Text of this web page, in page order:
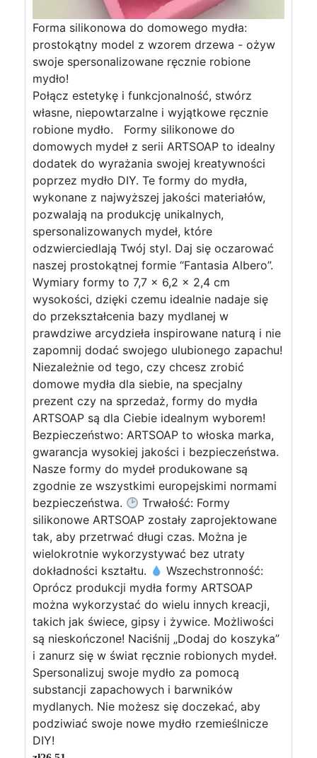
Forma silikonowa do domowego mydła:
prostokątny model z wzorem drzewa - ożyw
swoje spersonalizowane ręcznie robione
mydło!
Połącz estetykę i funkcjonalność, stwórz
własne, niepowtarzalne i wyjątkowe ręcznie
robione mydło. Formy silikonowe do
domowych mydeł z serii ARTSOAP to idealny
dodatek do wyrażania swojej kreatywności
poprzez mydło DIY. Te formy do mydła,
wykonane z najwyższej jakości materiałów,
pozwalają na produkcję unikalnych,
spersonalizowanych mydeł, które
odzwierciedlają Twój styl. Daj się oczarować
naszej prostokątnej formie “Fantasia Albero”.
Wymiary formy to 7,7 x 6,2 x 2,4 cm
wysokości, dzięki czemu idealnie nadaje się
do przekształcenia bazy mydlanej w
prawdziwe arcydzieła inspirowane naturą i nie
zapomnij dodać swojego ulubionego zapachu!
Niezależnie od tego, czy chcesz zrobić
domowe mydła dla siebie, na specjalny
prezent czy na sprzedaż, formy do mydła
ARTSOAP są dla Ciebie idealnym wyborem!
Bezpieczeństwo: ARTSOAP to włoska marka,
gwarancja wysokiej jakości i bezpieczeństwa.
Nasze formy do mydeł produkowane są
zgodnie ze wszystkimi europejskimi normami
bezpieczeństwa.
Trwałość: Formy
silikonowe ARTSOAP zostały zaprojektowane
tak, aby przetrwać długi czas. Można je
wielokrotnie wykorzystywać bez utraty
dokładności kształtu.
Wszechstronność:
Oprócz produkcji mydła formy ARTSOAP
można wykorzystać do wielu innych kreacji,
takich jak świece, gipsy i żywice. Możliwości
są nieskończone! Naciśnij „Dodaj do koszyka”
i zanurz się w świat ręcznie robionych mydeł.
Spersonalizuj swoje mydło za pomocą
substancji zapachowych i barwników
mydlanych. Nie możesz się doczekać, aby
podziwiać swoje nowe mydło rzemieślnicze
DIY!